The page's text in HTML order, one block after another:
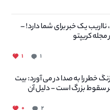
نااریب یک خبر برای شما دارد! –
کریپتو
۱ ۱
خطر را به صدا در می آورد: بیت
سقوط بزرگ است - دلیل آن